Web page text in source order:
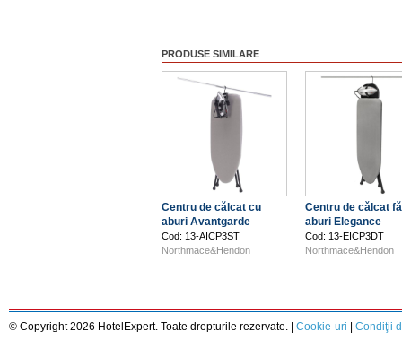
PRODUSE SIMILARE
Centru de călcat cu
aburi Avantgarde
Cod: 13-AICP3ST
Northmace&Hendon
Centru de cǎlcat
aburi Elegance
Cod: 13-EICP3DT
Northmace&Hendon
© Copyright 2026 HotelExpert. Toate drepturile rezervate. | Cookie-uri Condiţii